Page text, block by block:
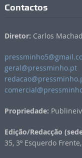
Contactos
Diretor: Carlos
geral@pressminho.pt
Propriedade:
Edição/Redacção
35, 3º Esquerdo